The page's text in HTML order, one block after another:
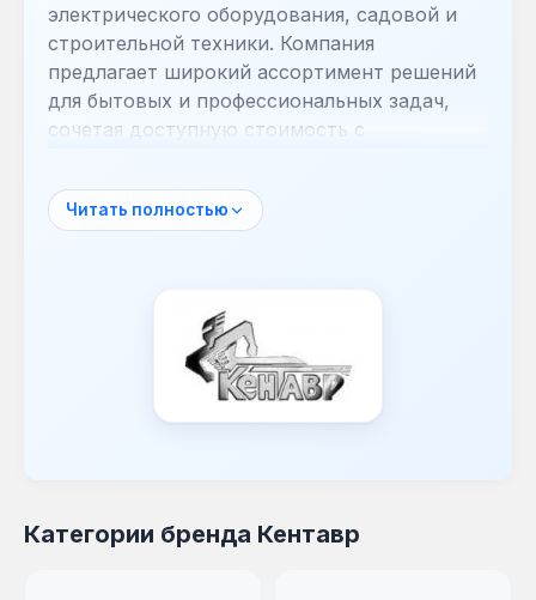
электрического оборудования, садовой и
строительной техники. Компания
предлагает широкий ассортимент решений
для бытовых и профессиональных задач,
сочетая доступную стоимость с
Ассортимент бренда охватывает
бетономешалки, генераторы, мотоблоки,
культиваторы и множество
вспомогательных инструментов. Продукция
рассчитана на использование в сельском
хозяйстве, строительстве, ремонте и на
дачных участках.
смесей, автономного электроснабжения,
сварки металлов, уплотнения грунта,
Читать полностью
Категории бренда Кентавр